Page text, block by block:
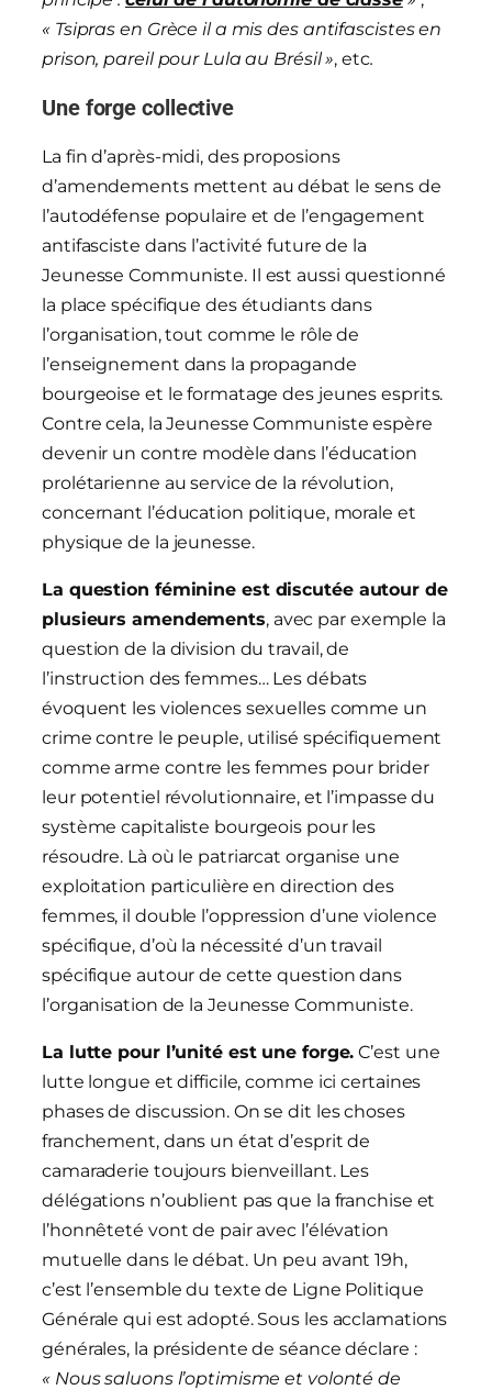
« Tsipras en Grèce il a mis des antifascistes en
prison, pareil pour Lula au Brésil », etc.
Une forge collective
La fin d’après-midi, des proposions
d’amendements mettent au débat le sens de
l’autodéfense populaire et de l’engagement
antifasciste dans l’activité future de la
Jeunesse Communiste. Il est aussi questionné
la place spécifique des étudiants dans
l’organisation, tout comme le rôle de
l’enseignement dans la propagande
bourgeoise et le formatage des jeunes esprits.
Contre cela, la Jeunesse Communiste espère
devenir un contre modèle dans l’éducation
prolétarienne au service de la révolution,
concernant l’éducation politique, morale et
physique de la jeunesse.
La question féminine est discutée autour de
plusieurs amendements, avec par exemple la
question de la division du travail, de
l’instruction des femmes… Les débats
évoquent les violences sexuelles comme un
crime contre le peuple, utilisé spécifiquement
comme arme contre les femmes pour brider
leur potentiel révolutionnaire, et l’impasse du
système capitaliste bourgeois pour les
résoudre. Là où le patriarcat organise une
exploitation particulière en direction des
femmes, il double l’oppression d’une violence
spécifique, d’où la nécessité d’un travail
spécifique autour de cette question dans
l’organisation de la Jeunesse Communiste.
La lutte pour l’unité est une forge. C’est une
lutte longue et difficile, comme ici certaines
phases de discussion. On se dit les choses
franchement, dans un état d’esprit de
camaraderie toujours bienveillant. Les
délégations n’oublient pas que la franchise et
l’honnêteté vont de pair avec l’élévation
mutuelle dans le débat. Un peu avant 19h,
c’est l’ensemble du texte de Ligne Politique
Générale qui est adopté. Sous les acclamations
générales, la présidente de séance déclare :
« Nous saluons l’optimisme et volonté de